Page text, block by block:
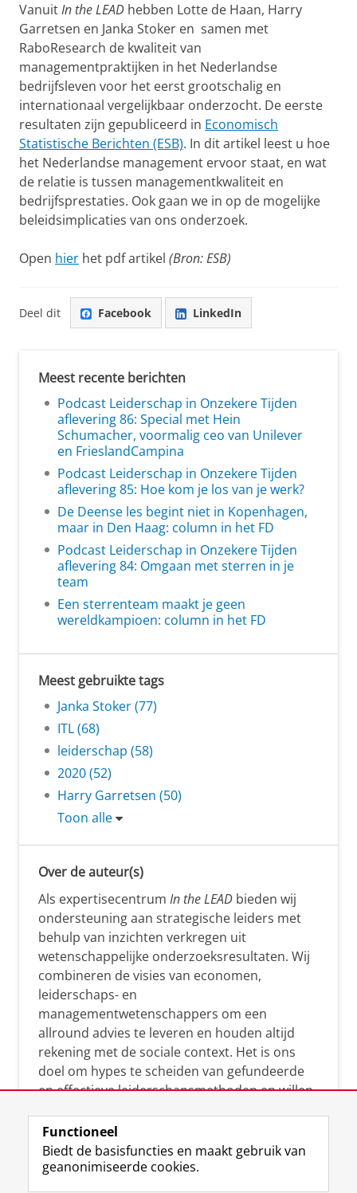
VanuitIn the LEAD hebben Lotte de Haan, Harry
Garretsen en Janka Stoker en samen met
RaboResearch de kwaliteit van
managementpraktijken in het Nederlandse
bedrijfsleven voor het eerst grootschalig en
internationaal vergelijkbaar onderzocht. De eerste
resultaten zijn gepubliceerd in Economisch
Statistische Berichten (ESB). In dit artikel leest u hoe
het Nederlandse management ervoor staat, en wat
de relatie is tussen managementkwaliteit en
bedrijfsprestaties. Ook gaan we in op de mogelijke
beleidsimplicaties van ons onderzoek.
Open hier het pdf artikel (Bron: ESB)
Deel dit Facebook LinkedIn
Meest recente berichten
Podcast Leiderschap in Onzekere Tijden
aflevering 86: Special met Hein
Schumacher, voormalig ceo van Unilever
en FrieslandCampina
Podcast Leiderschap in Onzekere Tijden
aflevering 85: Hoe kom je los van je werk?
De Deense les begint niet in Kopenhagen,
maar in Den Haag: column in het FD
Podcast Leiderschap in Onzekere Tijden
aflevering 84: Omgaan met sterren in je
team
Een sterrenteam maakt je geen
wereldkampioen: column in het FD
Meest gebruikte tags
Janka Stoker (77)
ITL (68)
leiderschap (58)
2020 (52)
Harry Garretsen (50)
Toon alle
Over de auteur(s)
Als expertisecentrum In the LEAD bieden wij
ondersteuning aan strategische leiders met
behulp van inzichten verkregen uit
wetenschappelijke onderzoeksresultaten. Wij
combineren de visies van economen,
leiderschaps- en
managementwetenschappers om een
allround advies te leveren en houden altijd
rekening met de sociale context. Het is ons
doel om hypes te scheiden van gefundeerde
en effectieve leiderschapsmethoden en willen
manier te reageren op economische en
maatschappelijke kwesties. Samen tillen wij
het leiderschap in uw organisatie naar een
Functioneel
Biedt de basisfuncties en maakt gebruik van
geanonimiseerde cookies.